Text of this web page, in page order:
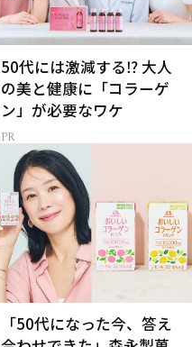
50代には激減する⁉ 大人
の美と健康に「コラーゲ
ン」が必要なワケ
「50代になった今、答え